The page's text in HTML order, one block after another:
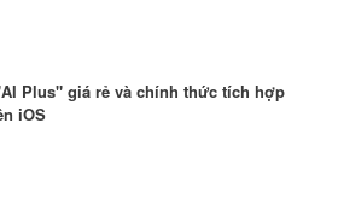
Plus" giá rẻ và chính thức tích hợp
iOS